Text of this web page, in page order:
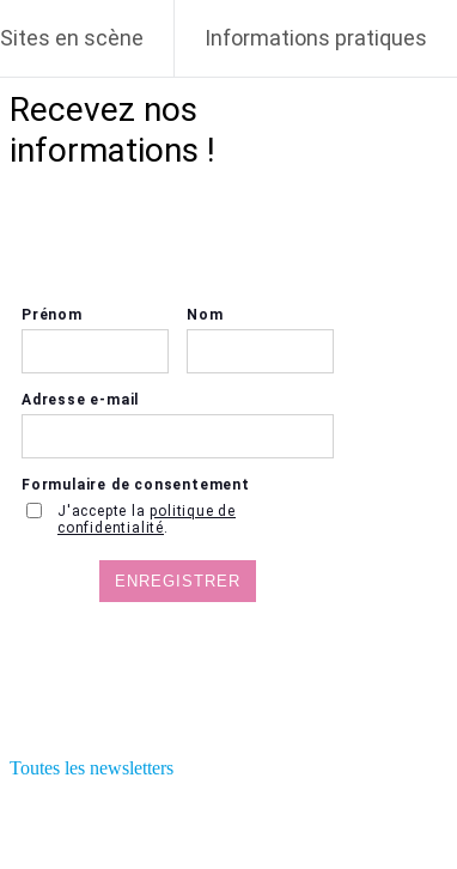
Sites en scène Informations pratiques
Recevez nos
informations !
Toutes les newsletters